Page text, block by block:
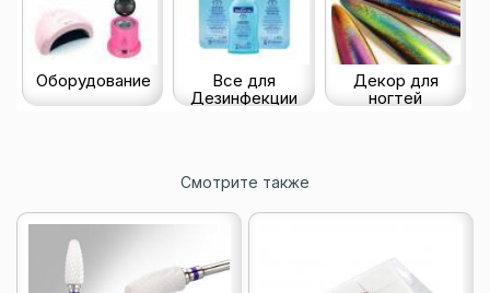
Оборудование
Все для
Дезинфекции
Декор для
ногтей
Смотрите также